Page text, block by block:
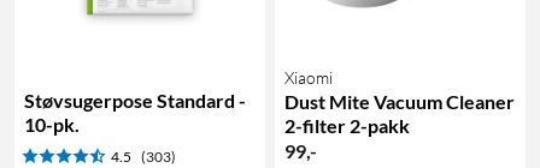
Støvsugerpose Standard -
10-pk.
4.5 (303)
Xiaomi
Dust Mite Vacuum Cleaner
2-filter 2-pakk
99,-